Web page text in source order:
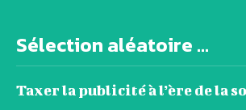
Sélection aléatoire ...
Taxer la publicité à l’ère de la